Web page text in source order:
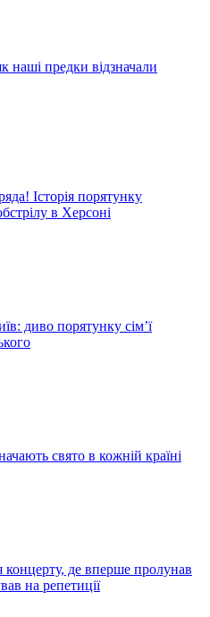
наші предки відзначали
Історія порятунку
в Херсоні
диво порятунку сім’ї
свято в кожній країні
де вперше пролунав
на репетиції